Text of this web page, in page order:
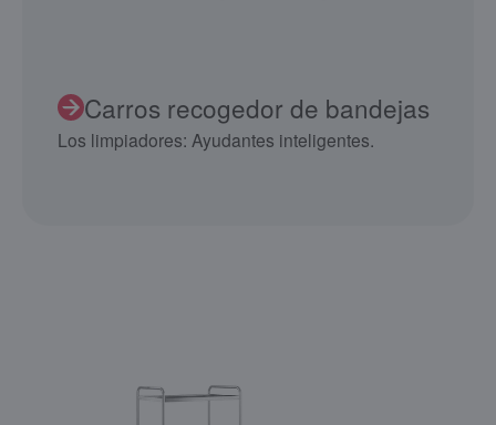
Carros recogedor de bandejas
Los limpiadores: Ayudantes inteligentes.